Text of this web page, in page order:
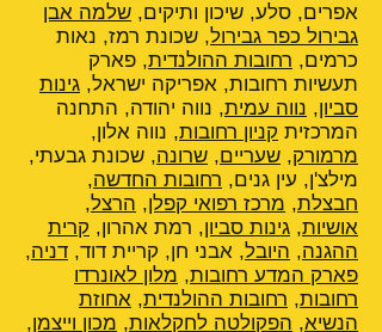
אפרים, סלע, שיכון ותיקים, שלמה אבן
גבירול כפר גבירול, שכונת רמז, נאות
כרמים, רחובות ההולנדית, פארק
תעשיות רחובות, אפריקה ישראל, גינות
סביון, נווה עמית, נווה יהודה, התחנה
המרכזית קניון רחובות, נווה אלון,
מרמורק, שעריים, שרונה, שכונת גבעתי,
מילצ'ן, עין גנים, רחובות החדשה,
חבצלת, מרכז רפואי קפלן, הרצל,
אושיות, גינות סביון, רמת אהרון, קרית
ההגנה, היובל, אבני חן, קריית דוד, דניה,
פארק המדע רחובות, מלון לאונרדו
רחובות, רחובות ההולנדית, אחוזת
הנשיא, הפקולטה לחקלאות, מכון וייצמן,